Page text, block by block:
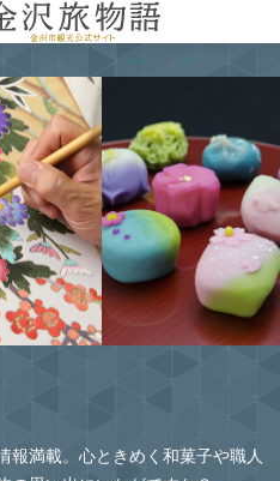
報満載。心ときめく和菓子や職人